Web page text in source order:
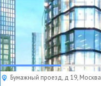
Бумажный проезд, д 19, Москва